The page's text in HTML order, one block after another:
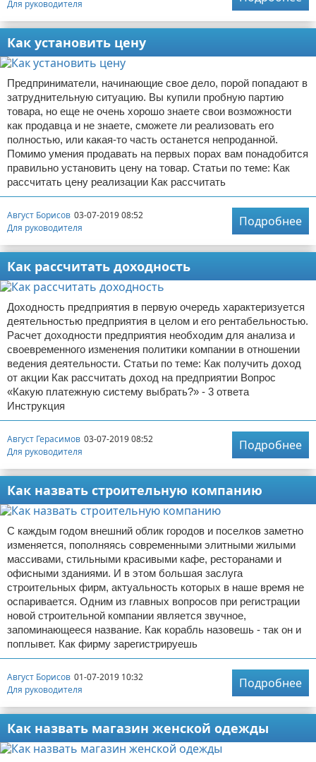
Для руководителя
Как установить цену
Предприниматели, начинающие свое дело, порой попадают в
затруднительную ситуацию. Вы купили пробную партию
товара, но еще не очень хорошо знаете свои возможности
как продавца и не знаете, сможете ли реализовать его
полностью, или какая-то часть останется непроданной.
Помимо умения продавать на первых порах вам понадобится
правильно установить цену на товар. Статьи по теме: Как
рассчитать цену реализации Как рассчитать
Август Борисов 03-07-2019 08:52
Для руководителя
Подробнее
Как рассчитать доходность
Доходность предприятия в первую очередь характеризуется
деятельностью предприятия в целом и его рентабельностью.
Расчет доходности предприятия необходим для анализа и
своевременного изменения политики компании в отношении
ведения деятельности. Статьи по теме: Как получить доход
от акции Как рассчитать доход на предприятии Вопрос
«Какую платежную систему выбрать?» - 3 ответа
Инструкция
Август Герасимов 03-07-2019 08:52
Для руководителя
Подробнее
Как назвать строительную компанию
С каждым годом внешний облик городов и поселков заметно
изменяется, пополняясь современными элитными жилыми
массивами, стильными красивыми кафе, ресторанами и
офисными зданиями. И в этом большая заслуга
строительных фирм, актуальность которых в наше время не
оспаривается. Одним из главных вопросов при регистрации
новой строительной компании является звучное,
запоминающееся название. Как корабль назовешь - так он и
поплывет. Как фирму зарегистрируешь
Август Борисов 01-07-2019 10:32
Для руководителя
Подробнее
Как назвать магазин женской одежды